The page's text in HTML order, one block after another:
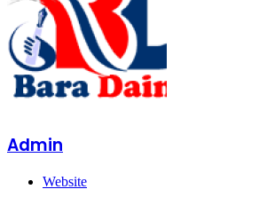
Admin
Website